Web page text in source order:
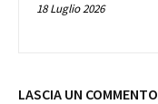
18 Luglio 2026
LASCIA UN COMMENTO